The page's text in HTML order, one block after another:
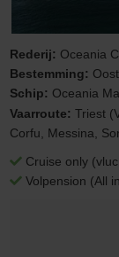
Rederij: Oceania
Bestemming:
Schip: Oceania
Vaarroute:Triest
Corfu, Messina,
Cruise only
Volpension (All